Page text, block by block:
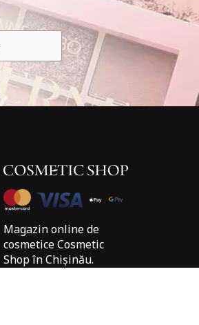
Magazin online de
cosmetice Cosmetic
Shop în Chișinău.